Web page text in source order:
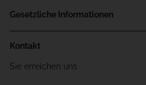
Gesetzliche Informationen
Kontakt
Sie erreichen uns